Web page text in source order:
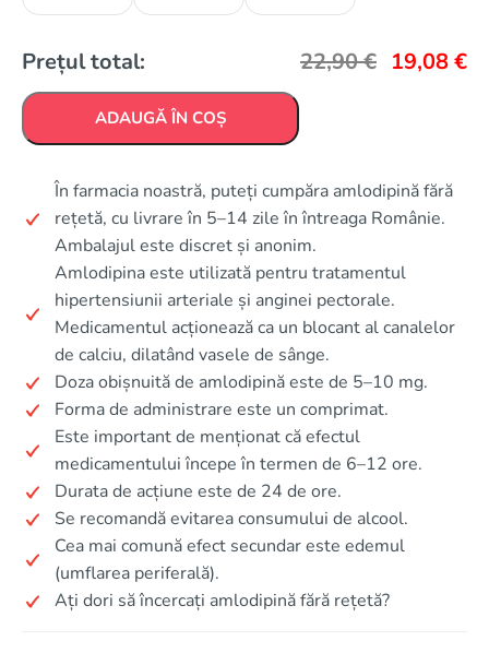
Prețul total: 22,90€ 19,08€
ADAUGĂ ÎN COȘ
În farmacia noastră, puteți cumpăra amlodipină fără
rețetă, cu livrare în 5–14 zile în întreaga Românie.
Ambalajul este discret și anonim.
Amlodipina este utilizată pentru tratamentul
hipertensiunii arteriale și anginei pectorale.
Medicamentul acționează ca un blocant al canalelor
de calciu, dilatând vasele de sânge.
Doza obișnuită de amlodipină este de 5–10 mg.
Forma de administrare este un comprimat.
Este important de menționat că efectul
medicamentului începe în termen de 6–12 ore.
Durata de acțiune este de 24 de ore.
Se recomandă evitarea consumului de alcool.
Cea mai comună efect secundar este edemul
(umflarea periferală).
Ați dori să încercați amlodipină fără rețetă?